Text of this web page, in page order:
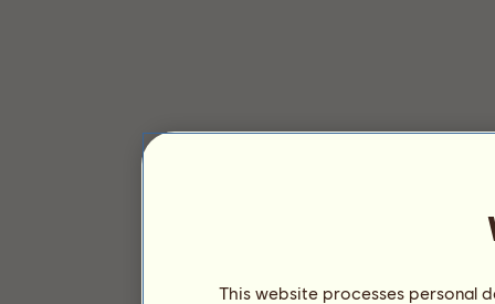
This website processes personal